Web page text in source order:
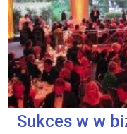
Sukces w w